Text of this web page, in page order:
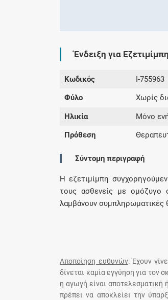
Ένδειξη για Εζετιμίμπη
Κωδικός I-755963
Φύλο Χωρίς
Ηλικία Μόνο
Πρόθεση
Σύντομη περιγραφή
Η εζετιμίμπη
τους ασθενείς με ομόζυγο
λαμβάνουν συμπληρωματικές
Αποποίηση ευθυνών: Έχουν
δίνεται καμία εγγύηση για τον
η αγωγή είναι
πρέπει να αποκλείει την